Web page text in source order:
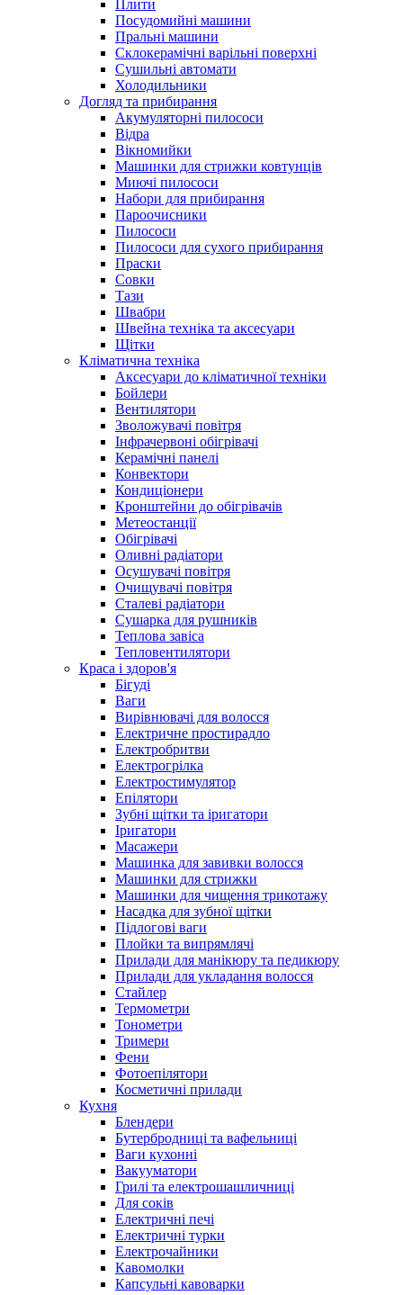
Плити
Посудомийні машини
Пральні машини
Склокерамічні варільні поверхні
Сушильні автомати
Холодильники
Догляд та прибирання
Акумуляторні пилососи
Відра
Вікномийки
Машинки для стрижки ковтунців
Миючі пилососи
Набори для прибирання
Пароочисники
Пилососи
Пилососи для сухого прибирання
Праски
Совки
Тази
Швабри
Швейна техніка та аксесуари
Щітки
Кліматична техніка
Аксесуари до кліматичної техніки
Бойлери
Вентилятори
Зволожувачі повітря
Інфрачервоні обігрівачі
Керамічні панелі
Конвектори
Кондиціонери
Кронштейни до обігрівачів
Метеостанції
Обігрівачі
Оливні радіатори
Осушувачі повітря
Очищувачі повітря
Сталеві радіатори
Сушарка для рушників
Теплова завіса
Тепловентилятори
Краса і здоров'я
Бігуді
Ваги
Вирівнювачі для волосся
Електричне простирадло
Електробритви
Електрогрілка
Електростимулятор
Епілятори
Зубні щітки та іригатори
Іригатори
Масажери
Машинка для завивки волосся
Машинки для стрижки
Машинки для чищення трикотажу
Насадка для зубної щітки
Підлогові ваги
Плойки та випрямлячі
Прилади для манікюру та педикюру
Прилади для укладання волосся
Стайлер
Термометри
Тонометри
Тримери
Фени
Фотоепілятори
Косметичні прилади
Кухня
Блендери
Бутербродниці та вафельниці
Ваги кухонні
Вакууматори
Грилі та електрошашличниці
Для соків
Електричні печі
Електричні турки
Електрочайники
Кавомолки
Капсульні кавоварки